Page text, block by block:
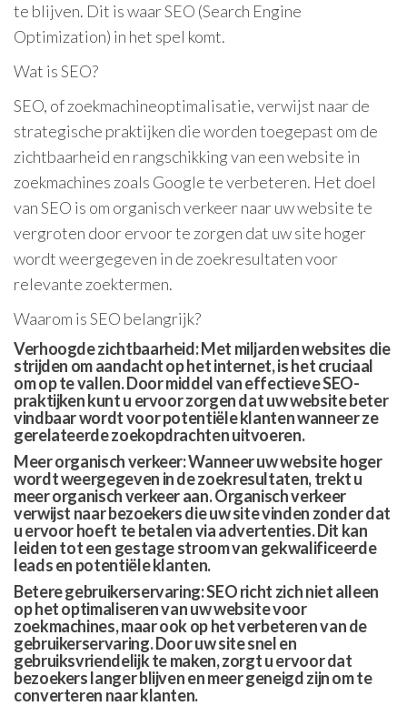
te blijven. Dit is waar SEO (Search Engine
Optimization) in het spel komt.
Wat is SEO?
SEO, of zoekmachineoptimalisatie, verwijst naar de
strategische praktijken die worden toegepast om de
zichtbaarheid en rangschikking van een website in
zoekmachines zoals Google te verbeteren. Het doel
van SEO is om organisch verkeer naar uw website te
vergroten door ervoor te zorgen dat uw site hoger
wordt weergegeven in de zoekresultaten voor
relevante zoektermen.
Waarom is SEO belangrijk?
Verhoogde zichtbaarheid: Met miljarden websites die
strijden om aandacht op het internet, is het cruciaal
om op te vallen. Door middel van effectieve SEO-
praktijken kunt u ervoor zorgen dat uw website beter
vindbaar wordt voor potentiële klanten wanneer ze
gerelateerde zoekopdrachten uitvoeren.
Meer organisch verkeer: Wanneer uw website hoger
wordt weergegeven in de zoekresultaten, trekt u
meer organisch verkeer aan. Organisch verkeer
verwijst naar bezoekers die uw site vinden zonder dat
u ervoor hoeft te betalen via advertenties. Dit kan
leiden tot een gestage stroom van gekwalificeerde
leads en potentiële klanten.
Betere gebruikerservaring: SEO richt zich niet alleen
op het optimaliseren van uw website voor
zoekmachines, maar ook op het verbeteren van de
gebruikerservaring. Door uw site snel en
gebruiksvriendelijk te maken, zorgt u ervoor dat
bezoekers langer blijven en meer geneigd zijn om te
converteren naar klanten.